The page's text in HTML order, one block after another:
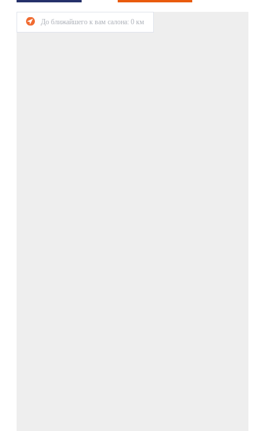
До ближайшего к вам салона: 0 км